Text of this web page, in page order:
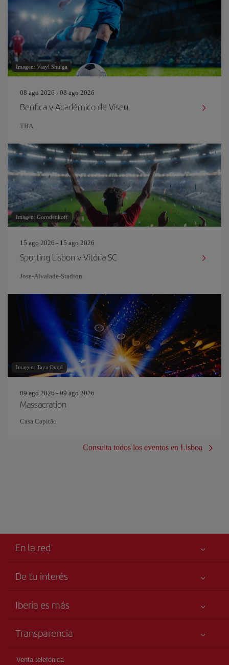
Imagen: Vasyl Shulga
08 ago 2026 - 08 ago 2026
Benfica v Académico de Viseu
TBA
Imagen: Gorodenkoff
15 ago 2026 - 15 ago 2026
Sporting Lisbon v Vitória SC
Jose-Alvalade-Stadion
Imagen: Taya Ovod
09 ago 2026 - 09 ago 2026
Massacration
Casa Capitão
Consulta todos los eventos en Lisboa
En la red
De tu interés
Accesibilidad
Mapa del sitio
Iberia es más
Grupo Iberia
Accionistas e Inversores
Transparencia
Venta telefónica